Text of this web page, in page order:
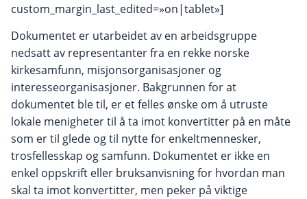
custom_margin_last_edited=»on|tablet»]
Dokumentet er utarbeidet av en arbeidsgruppe
nedsatt av representanter fra en rekke norske
kirkesamfunn, misjonsorganisasjoner og
interesseorganisasjoner. Bakgrunnen for at
dokumentet ble til, er et felles ønske om å utruste
lokale menigheter til å ta imot konvertitter på en måte
som er til glede og til nytte for enkeltmennesker,
trosfellesskap og samfunn. Dokumentet er ikke en
enkel oppskrift eller bruksanvisning for hvordan man
skal ta imot konvertitter, men peker på viktige